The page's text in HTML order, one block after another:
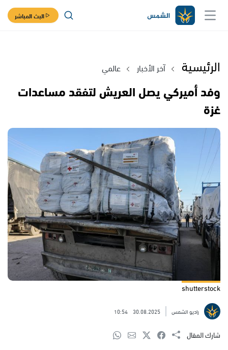
البث المباشر
الرئيسية آخر الأخبار عالمي
وفد أميركي يصل العريش لتفقد مساعدات
غزة
shutterstock
راديو الشمس 30.08.2025
10:54
شارك المقال